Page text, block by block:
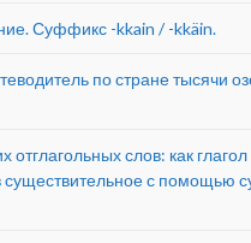
Суффикс -kkain / -kkäin.
по стране тысячи
отглагольных слов: как глагол
существительное с помощью